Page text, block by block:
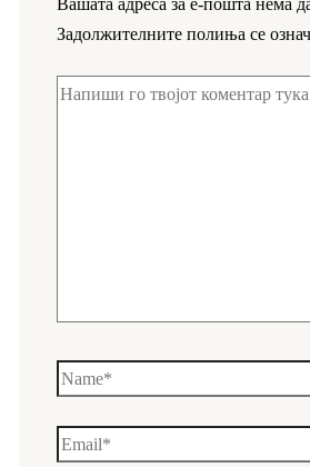
Вашата адреса за е-пошта нема
Задолжителните полиња се